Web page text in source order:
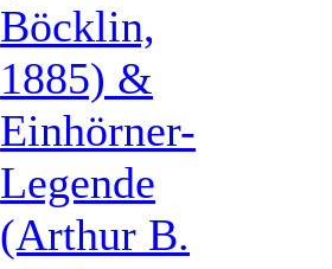
Böcklin,
1885) &
Einhörner-
Legende
(Arthur B.